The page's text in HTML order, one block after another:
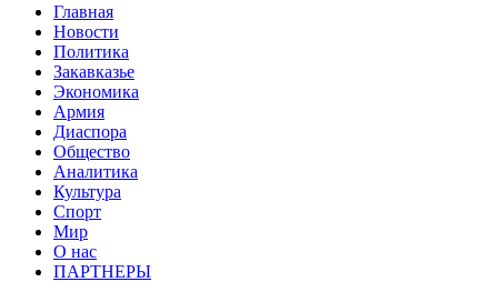
Главная
Новости
Политика
Закавказье
Экономика
Армия
Диаспора
Общество
Аналитика
Культура
Спорт
Мир
О нас
ПАРТНЕРЫ